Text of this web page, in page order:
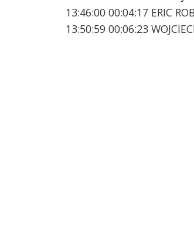
13:46:00 00:04:17 ERIC
13:50:59 00:06:23